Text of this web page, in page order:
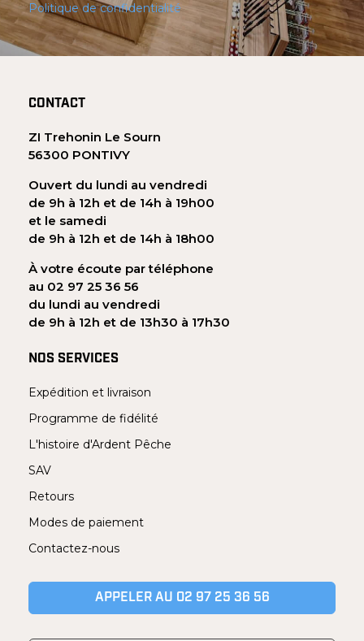
Politique de confidentialité
CONTACT
ZI Trehonin Le Sourn
56300 PONTIVY
Ouvert du lundi au vendredi
de 9h à 12h et de 14h à 19h00
et le samedi
de 9h à 12h et de 14h à 18h00
À votre écoute par téléphone
au 02 97 25 36 56
du lundi au vendredi
de 9h à 12h et de 13h30 à 17h30
NOS SERVICES
Expédition et livraison
Programme de fidélité
L'histoire d'Ardent Pêche
SAV
Retours
Modes de paiement
Contactez-nous
APPELER AU 02 97 25 36 56